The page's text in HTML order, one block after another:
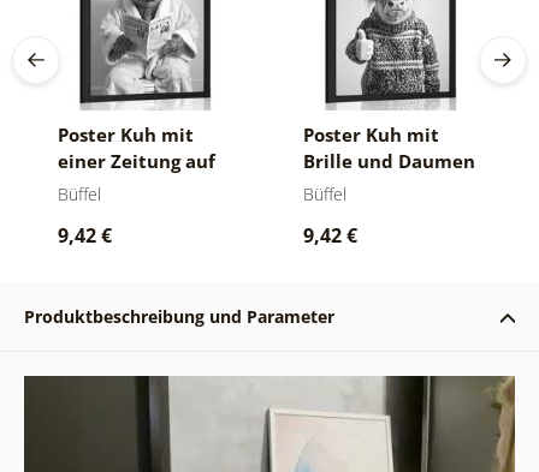
Poster Kuh mit
einer Zeitung auf
dem Klo
Büffel
9,42 €
Poster Kuh mit
Brille und Daumen
hoch
Büffel
9,42 €
Produktbeschreibung und Parameter